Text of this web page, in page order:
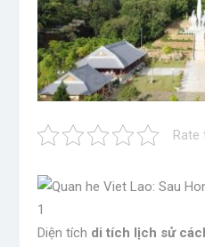
Rate
Diện tích di tích lịch sử